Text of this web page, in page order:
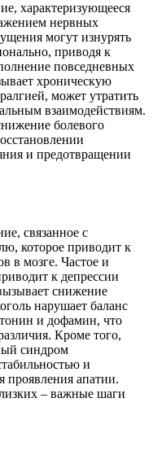
характеризующееся
нервных
могут изнурять
приводя к
повседневных
хроническую
может утратить
взаимодействиям.
болевого
и предотвращении
связанное с
которое приводит к
в мозге. Частое и
к депрессии
снижение
нарушает баланс
и дофамин, что
Кроме того,
синдром
и
проявления апатии.
– важные шаги